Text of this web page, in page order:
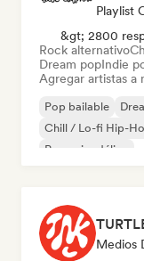
Playlist
&gt; 2800
Rock alternativo
Dream popIndie
Agregar artistas a
Pop bailable
Chill / Lo-fi Hip-
Pop psicodélico
Medios